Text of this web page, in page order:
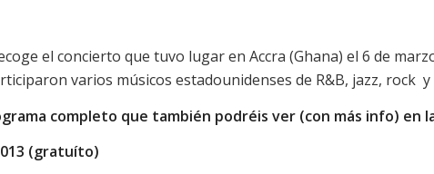
el concierto que tuvo lugar en Accra (Ghana) el 6 de
varios músicos estadounidenses de R&B, jazz, rock y
completo que también podréis ver (con más info) en
(gratuíto)